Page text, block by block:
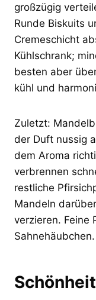
großzügig
Runde Biskuits
Cremeschicht
Kühlschrank;
besten aber
kühl und
Zuletzt:
der Duft nussig
dem Aroma
verbrennen
restliche
Mandeln
verzieren. Feine
Sahnehäubchen.